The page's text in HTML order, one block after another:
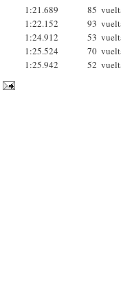
1:21.689 85
1:22.152 93
1:24.912 53
1:25.524 70
1:25.942 52